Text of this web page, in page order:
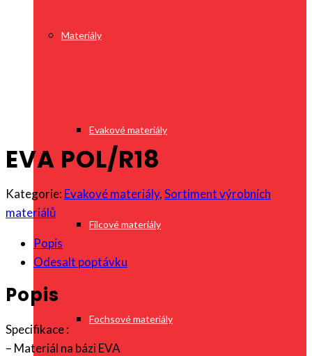
Materiály
Evakové materiály
Filcové materiály
Fochsové materiály
EVA POL/R18
Kategorie:Evakové materiály,Sortiment výrobních
materiálů
Popis
Odesalt poptávku
Popis
Specifikace :
– Materiál na bázi EVA